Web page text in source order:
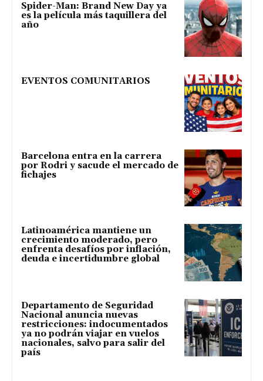
Spider-Man: Brand New Day ya
es la película más taquillera del
año
EVENTOS COMUNITARIOS
Barcelona entra en la carrera
por Rodri y sacude el mercado de
fichajes
Latinoamérica mantiene un
crecimiento moderado, pero
enfrenta desafíos por inflación,
deuda e incertidumbre global
Departamento de Seguridad
Nacional anuncia nuevas
restricciones: indocumentados
ya no podrán viajar en vuelos
nacionales, salvo para salir del
país